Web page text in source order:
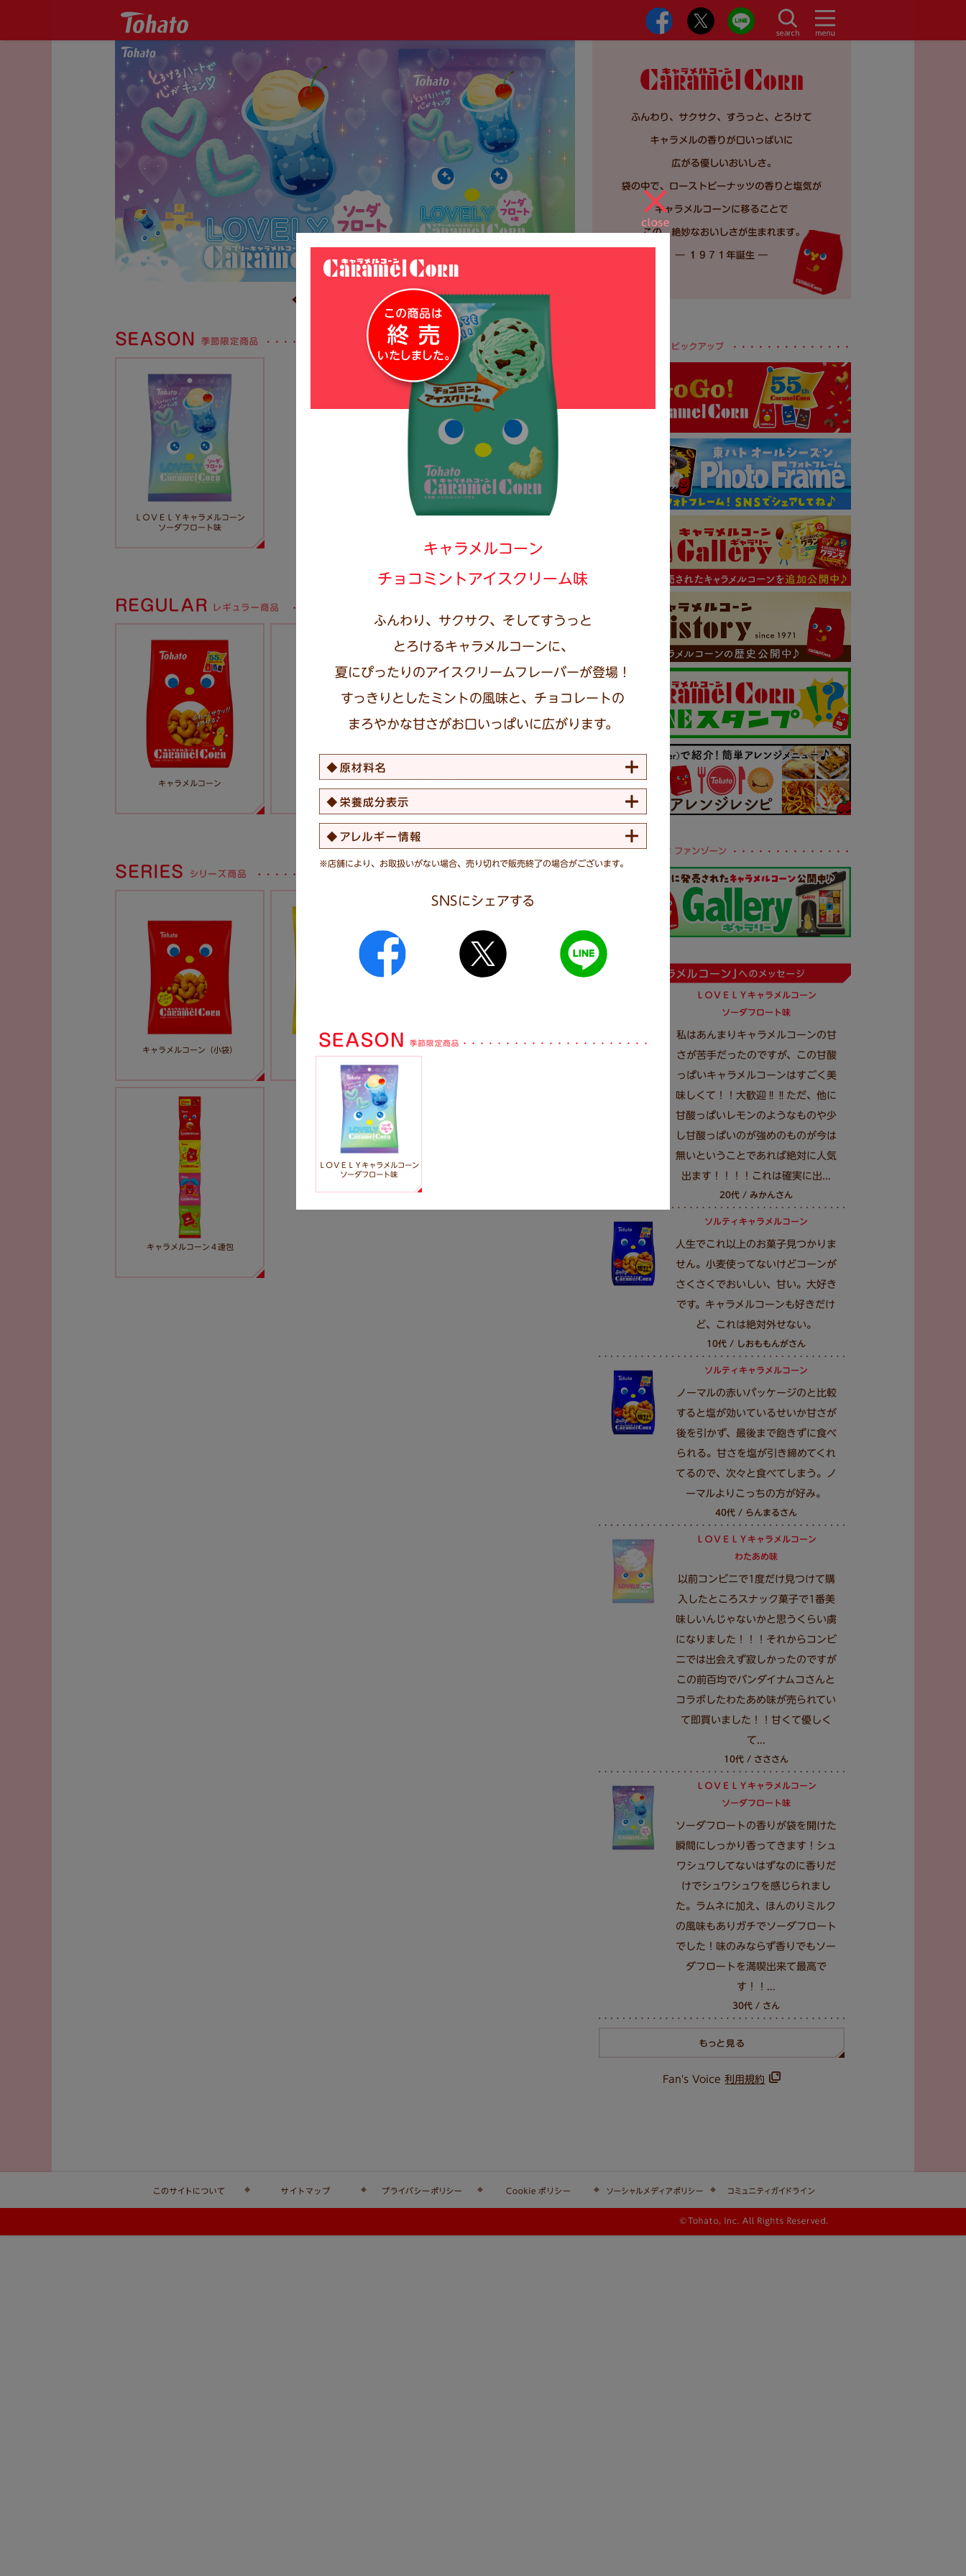
キャラメルコーン
チョコミントアイスクリーム味
ふんわり、サクサク、そしてすうっと
とろけるキャラメルコーンに、
夏にぴったりのアイスクリームフレーバーが登場！
すっきりとしたミントの風味と、チョコレートの
まろやかな甘さがお口いっぱいに広がります。
※店舗により、お取扱いがない場合、売り切れで販売終了の場合がございます。
SNSにシェアする
ＬＯＶＥＬＹキャラメルコーン
ソーダフロート味
ＬＯＶＥＬＹキャラメルコーン
ソーダフロート味
私はあんまりキャラメルコーンの甘
さが苦手だったのですが、この甘酸
っぱいキャラメルコーンはすごく美
味しくて！！大歓迎‼️‼️ただ、他に
甘酸っぱいレモンのようなものや少
し甘酸っぱいのが強めのものが今は
無いということであれば絶対に人気
出ます！！！！これは確実に出...
20代 / みかんさん
ソルティキャラメルコーン
人生でこれ以上のお菓子見つかりま
せん。小麦使ってないけどコーンが
さくさくでおいしい、甘い。大好き
です。キャラメルコーンも好きだけ
ど、これは絶対外せない。
10代 / しおももんがさん
ソルティキャラメルコーン
ノーマルの赤いパッケージのと比較
すると塩が効いているせいか甘さが
後を引かず、最後まで飽きずに食べ
られる。甘さを塩が引き締めてくれ
てるので、次々と食べてしまう。ノ
ーマルよりこっちの方が好み。
40代 / らんまるさん
ＬＯＶＥＬＹキャラメルコーン
わたあめ味
以前コンビニで1度だけ見つけて購
入したところスナック菓子で1番美
味しいんじゃないかと思うくらい虜
になりました！！！それからコンビ
ニでは出会えず寂しかったのですが
この前百均でバンダイナムコさんと
コラボしたわたあめ味が売られてい
て即買いました！！甘くて優しく
て...
10代 / さささん
ＬＯＶＥＬＹキャラメルコーン
ソーダフロート味
ソーダフロートの香りが袋を開けた
瞬間にしっかり香ってきます！シュ
ワシュワしてないはずなのに香りだ
けでシュワシュワを感じられまし
た。ラムネに加え、ほんのりミルク
の風味もありガチでソーダフロート
でした！味のみならず香りでもソー
ダフロートを満喫出来て最高で
す！！...
30代 / さん
Fan's Voice利用規約
ＬＯＶＥＬＹキャラメルコーン
ソーダフロート味
キャラメルコーン
キャラメルコーン（小袋） どっさりパック
キャラメルコーン４連包